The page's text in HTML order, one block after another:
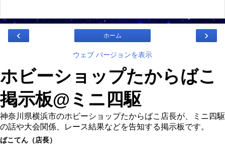
‹ ›
ホーム
ウェブ バージョンを表示
ホビーショップたからばこ
掲示板@ミニ四駆
神奈川県横浜市のホビーショップたからばこ店長が、ミニ四駆
の話や大会関係、レース結果などを告知する掲示板です。
ばこてん（店長）